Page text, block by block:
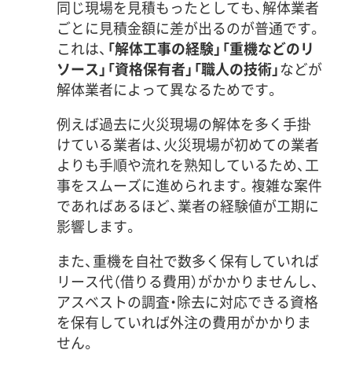
同じ現場を見積もったとしても、解体業者
ごとに見積金額に差が出るのが普通です。
これは、 「解体工事の経験」「重機などのリ
ソース」「資格保有者」「職人の技術」などが
解体業者によって異なるためです。
例えば過去に火災現場の解体を多く手掛
けている業者は、火災現場が初めての業者
よりも手順や流れを熟知しているため、工
事をスムーズに進められます。複雑な案件
であればあるほど、業者の経験値が工期に
影響します。
また、重機を自社で数多く保有していれば
リース代（借りる費用）がかかりませんし、
アスベストの調査・除去に対応できる資格
を保有していれば外注の費用がかかりま
せん。